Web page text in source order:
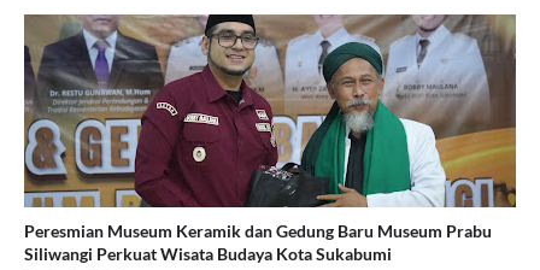
Peresmian Museum Keramik dan Gedung Baru Museum Prabu
Siliwangi Perkuat Wisata Budaya Kota Sukabumi